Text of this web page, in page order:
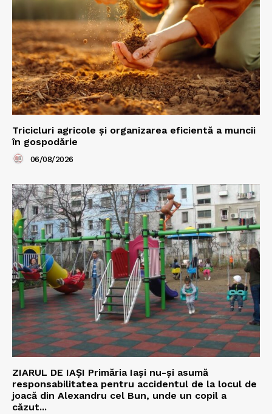
Tricicluri agricole și organizarea eficientă a muncii
în gospodărie
06/08/2026
ZIARUL DE IAȘI Primăria Iași nu-și asumă
responsabilitatea pentru accidentul de la locul de
joacă din Alexandru cel Bun, unde un copil a
căzut...